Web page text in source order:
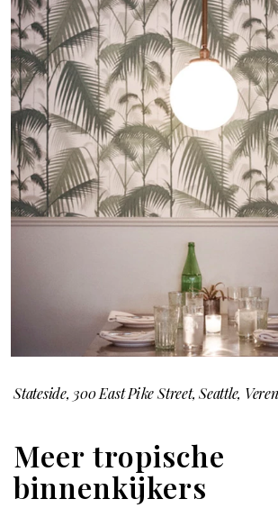
Stateside, 300 East Pike Street, Seattle,
Meer tropische
binnenkijkers